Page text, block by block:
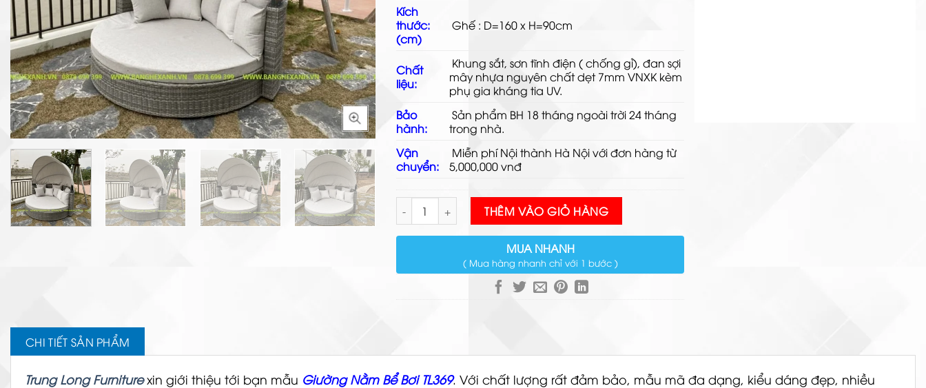
Kích
thước:
(cm)
Ghế : D=160 x H=90cm
Chất
liệu:
Khung sắt, sơn tĩnh điện ( chống gỉ), đansợi
mây nhựa nguyên chất dẹt 7mm VNXK kèm
phụ gia kháng tia UV.
Bảo
hành:
Sản phẩm BH 18 tháng ngoài trời 24 tháng
trong nhà.
Vận
chuyển:
Miễn phí Nội thành Hà Nội với đơn hàng từ
5,000,000 vnđ
Giường Nằm Bể Bơi TL369 số lượng
THÊM VÀO GIỎ HÀNG
MUA NHANH
( Mua hàng nhanh chỉ với 1 bước )
CHI TIẾT SẢN PHẨM
Trung Long Furniturexin giới thiệu tới bạn mẫu Giường Nằm Bể Bơi TL369. Với chất lượng rất đảm bảo, mẫu mã đa dạng, kiểu dáng đẹp, nhiều